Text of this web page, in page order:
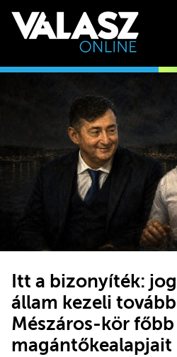
Itt a bizonyíték:
állam kezeli
Mészáros-kör főbb
magántőkealapjait